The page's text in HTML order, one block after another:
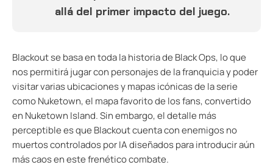
allá del primer impacto del juego.
Blackout se basa en toda la historia de Black Ops, lo que
nos permitirá jugar con personajes de la franquicia y poder
visitar varias ubicaciones y mapas icónicas de la serie
como Nuketown, el mapa favorito de los fans, convertido
en Nuketown Island. Sin embargo, el detalle más
perceptible es que Blackout cuenta con enemigos no
muertos controlados por IA diseñados para introducir aún
más caos en este frenético combate.